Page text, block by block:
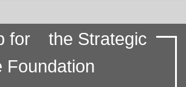
for
the Strategic
Foundation